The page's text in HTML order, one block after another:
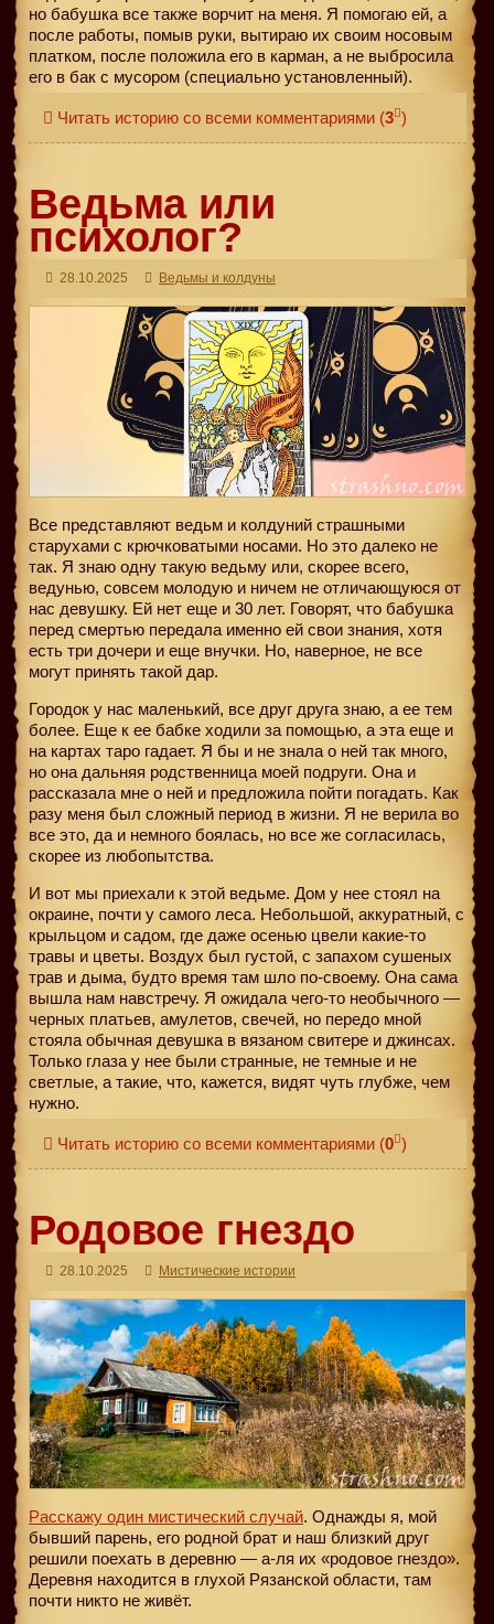
но бабушка все также ворчит на меня. Я помогаю ей, а
после работы, помыв руки, вытираю их своим носовым
платком, после положила его в карман, а не выбросила
его в бак с мусором (специально установленный).
Читать историю со всеми комментариями (3 )
Ведьма или
психолог?
28.10.2025 Ведьмы и колдуны
Все представляют ведьм и колдуний страшными
старухами с крючковатыми носами. Но это далеко не
так. Я знаю одну такую ведьму или, скорее всего,
ведунью, совсем молодую и ничем не отличающуюся от
нас девушку. Ей нет еще и 30 лет. Говорят, что бабушка
перед смертью передала именно ей свои знания, хотя
есть три дочери и еще внучки. Но, наверное, не все
могут принять такой дар.
Городок у нас маленький, все друг друга знаю, а ее тем
более. Еще к ее бабке ходили за помощью, а эта еще и
на картах таро гадает. Я бы и не знала о ней так много,
но она дальняя родственница моей подруги. Она и
рассказала мне о ней и предложила пойти погадать. Как
разу меня был сложный период в жизни. Я не верила во
все это, да и немного боялась, но все же согласилась,
скорее из любопытства.
И вот мы приехали к этой ведьме. Дом у нее стоял на
окраине, почти у самого леса. Небольшой, аккуратный, с
крыльцом и садом, где даже осенью цвели какие-то
травы и цветы. Воздух был густой, с запахом сушеных
трав и дыма, будто время там шло по-своему. Она сама
вышла нам навстречу. Я ожидала чего-то необычного —
черных платьев, амулетов, свечей, но передо мной
стояла обычная девушка в вязаном свитере и джинсах.
Только глаза у нее были странные, не темные и не
светлые, а такие, что, кажется, видят чуть глубже, чем
нужно.
Читать историю со всеми комментариями (0 )
Родовое гнездо
28.10.2025 Мистические истории
Расскажу один мистический случай. Однажды я, мой
бывший парень, его родной брат и наш близкий друг
решили поехать в деревню — а-ля их «родовое гнездо».
Деревня находится в глухой Рязанской области, там
почти никто не живёт.